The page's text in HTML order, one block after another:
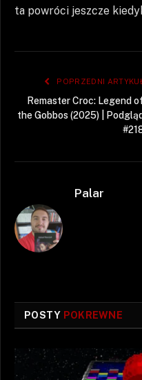
ta powróci jeszcze
POPRZEDNI ARTYKUŁ
Remaster Croc: Legend
the Gobbos (2025) | Podgląd
Palar
POSTY POKREWNE